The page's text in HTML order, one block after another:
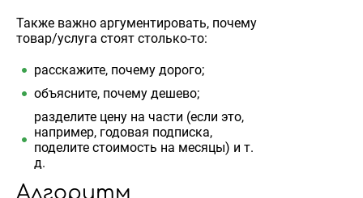
Также важно аргументировать, почему
товар/услуга стоят столько-то:
расскажите, почему дорого;
объясните, почему дешево;
разделите цену на части (если это,
например, годовая подписка,
поделите стоимость на месяцы) и т.
д.
Алгоритм